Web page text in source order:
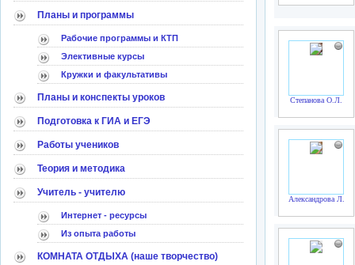
Планы и программы
Рабочие программы и КТП
Элективные курсы
Кружки и факультативы
Планы и конспекты уроков
Подготовка к ГИА и ЕГЭ
Работы учеников
Теория и методика
Учитель - учителю
Интернет - ресурсы
Из опыта работы
КОМНАТА ОТДЫХА (наше творчество)
Степанова О.Л.
Александрова Л.Н.